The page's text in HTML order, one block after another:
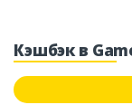
Кэшбэк в